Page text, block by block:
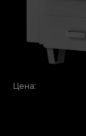
Цена: